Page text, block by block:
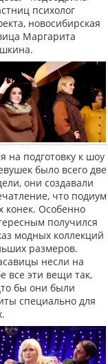
психолог
новосибирская
Маргарита
на подготовку к шоу
было всего две
они создавали
что подиум
конек. Особенно
получился
модных коллекций
размеров.
несли на
все эти вещи так,
бы они были
специально для